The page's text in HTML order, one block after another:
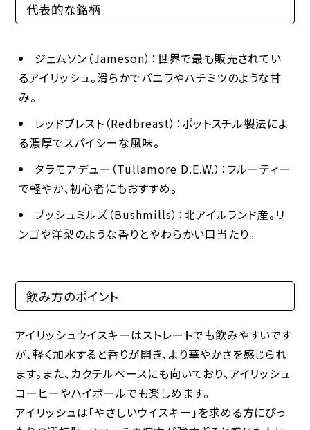
代表的な銘柄
ジェムソン（Jameson） ：世界で最も販売されてい
るアイリッシュ。滑らかでバニラやハチミツのような甘
み。
レッドブレスト（Redbreast） ：ポットスチル製法によ
る濃厚でスパイシーな風味。
タラモアデュー（Tullamore D.E.W.） ：フルーティー
で軽やか、初心者にもおすすめ。
ブッシュミルズ（Bushmills） ：北アイルランド産。リ
ンゴや洋梨のような香りとやわらかい口当たり。
飲み方のポイント
アイリッシュウイスキーはストレートでも飲みやすいです
が、軽く加水すると香りが開き、より華やかさを感じられ
ます。また、カクテルベースにも向いており、アイリッシュ
コーヒーやハイボールでも楽しめます。
アイリッシュは「やさしいウイスキー」を求める方にぴっ